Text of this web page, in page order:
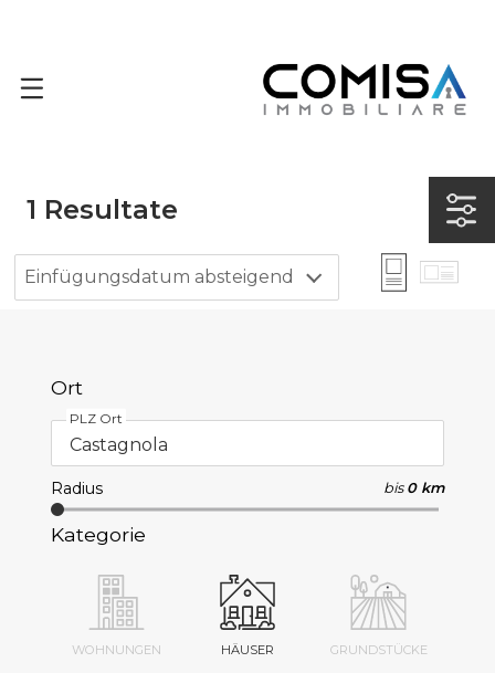
1 Resultate
Einfügungsdatum absteigend
Ort
PLZ Ort
Radius bis 0 km
Kategorie
WOHNUNGEN HÄUSER GRUNDSTÜCKE